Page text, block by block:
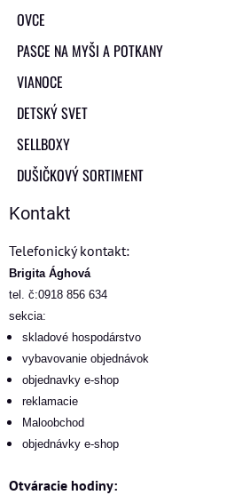
OVCE
PASCE NA MYŠI A POTKANY
VIANOCE
DETSKÝ SVET
SELLBOXY
DUŠIČKOVÝ SORTIMENT
Kontakt
Telefonický kontakt:
Brigita Ághová
tel. č:0918 856 634
sekcia:
skladové hospodárstvo
vybavovanie objednávok
objednavky e-shop
reklamacie
Maloobchod
objednávky e-shop
Otváracie hodiny: